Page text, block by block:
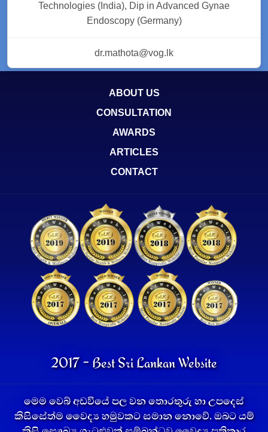
Technologies (India), Dip in Advanced Gynae
Endoscopy (Germany)
dr.mathota@vog.lk
ABOUT US
CONSULTATION
AWARDS
ARTICLES
CONTACT
2017 - Best Sri Lankan Website
මෙම වෙබ් අඩවියේ පල වන තොරතුරු හා උපදෙස්
කිසිසේත්ම වෛද්‍ය හමුවකට සමාන නොවේ. ඔබට යම්